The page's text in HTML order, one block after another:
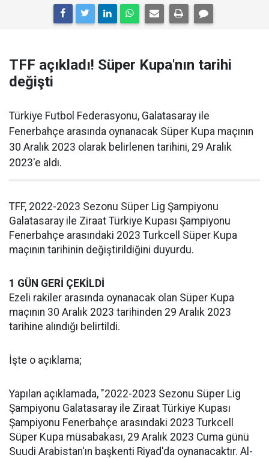
TFF açıkladı! Süper Kupa'nın tarihi
değişti
Türkiye Futbol Federasyonu, Galatasaray ile
Fenerbahçe arasında oynanacak Süper Kupa maçının
30 Aralık 2023 olarak belirlenen tarihini, 29 Aralık
2023'e aldı.
TFF, 2022-2023 Sezonu Süper Lig Şampiyonu
Galatasaray ile Ziraat Türkiye Kupası Şampiyonu
Fenerbahçe arasındaki 2023 Turkcell Süper Kupa
maçının tarihinin değiştirildiğini duyurdu.
1 GÜN GERİ ÇEKİLDİ
Ezeli rakiler arasında oynanacak olan Süper Kupa
maçının 30 Aralık 2023 tarihinden 29 Aralık 2023
tarihine alındığı belirtildi.
İşte o açıklama;
Yapılan açıklamada, "2022-2023 Sezonu Süper Lig
Şampiyonu Galatasaray ile Ziraat Türkiye Kupası
Şampiyonu Fenerbahçe arasındaki 2023 Turkcell
Süper Kupa müsabakası, 29 Aralık 2023 Cuma günü
Suudi Arabistan'ın başkenti Riyad'da oynanacaktır. Al-